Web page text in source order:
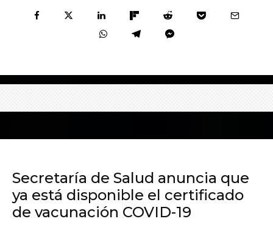
Secretaría de Salud anuncia que
ya está disponible el certificado
de vacunación COVID-19